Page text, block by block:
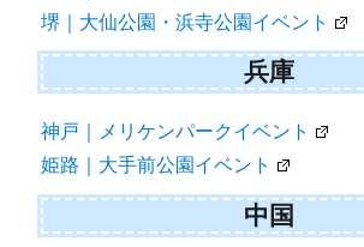
堺｜大仙公園・浜寺公園イベント
兵庫
神戸｜メリケンパークイベント
姫路｜大手前公園イベント
中国